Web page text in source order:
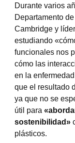
Durante varios
Departamento
Cambridge y
estudiando
funcionales nos
cómo las
en la
que el resultado
ya que no se
útil para
sostenibilidad»
plásticos.